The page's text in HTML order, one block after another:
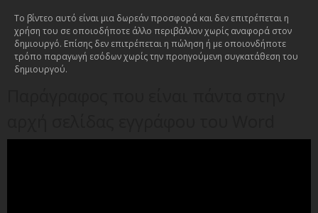
Το βίντεο αυτό είναι μια δωρεάν προσφορά και δεν επιτρέπεται η
χρήση του σε οποιοδήποτε άλλο περιβάλλον χωρίς αναφορά στον
δημιουργό. Επίσης δεν επιτρέπεται η πώληση ή με οποιονδήποτε
τρόπο παραγωγή εσόδων χωρίς την προηγούμενη συγκατάθεση του
δημιουργού.